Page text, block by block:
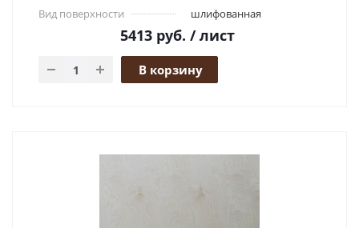
Вид поверхности
шлифованная
5413 руб. / лист
В корзину